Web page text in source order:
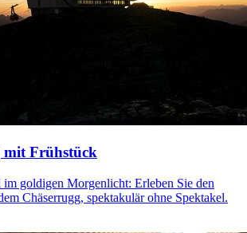
mit Frühstück
goldigen Morgenlicht: Erleben Sie den
Chäserrugg, spektakulär ohne Spektakel.